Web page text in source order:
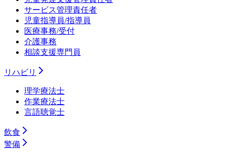
サービス管理責任者
児童指導員/指導員
医療事務/受付
介護事務
相談支援専門員
リハビリ
理学療法士
作業療法士
言語聴覚士
飲食
警備